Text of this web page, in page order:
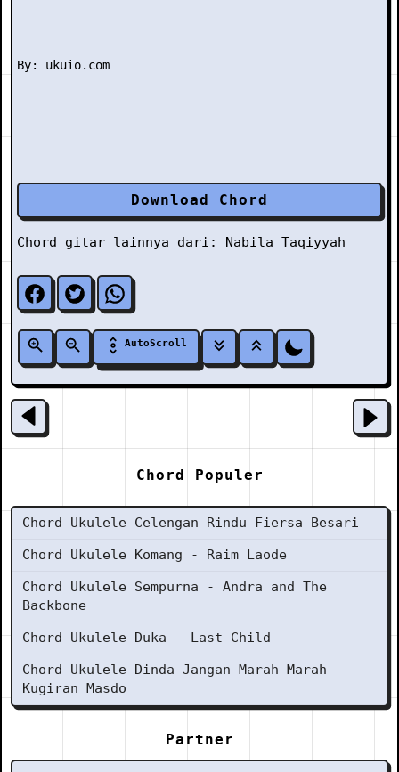
Download Chord
Chord gitar lainnya dari: Nabila Taqiyyah
AutoScroll
Chord Populer
Chord Ukulele Celengan Rindu Fiersa Besari
Chord Ukulele Komang - Raim Laode
Chord Ukulele Sempurna - Andra and The
Backbone
Chord Ukulele Duka - Last Child
Chord Ukulele Dinda Jangan Marah Marah -
Kugiran Masdo
Partner